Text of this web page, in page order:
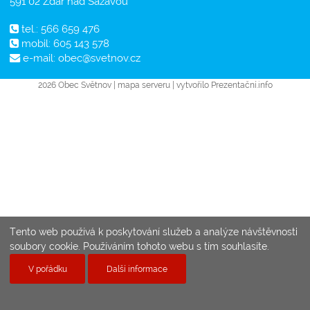
tel.: 566 659 476
mobil: 605 143 578
e-mail:obec@svetnov.cz
2026 Obec Světnov | mapa serveru| vytvořilo Prezentační.info
Tento web používá k poskytování služeb a analýze návštěvnosti
soubory cookie. Používáním tohoto webu s tím souhlasíte.
V pořádku Další informace